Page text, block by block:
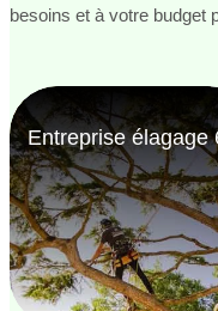
besoins et à votre budget
Entreprise élagage